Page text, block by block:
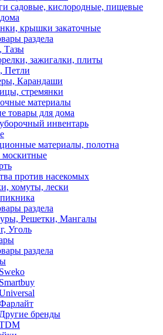
садовые, кислородные, пищевые
крышки закаточные
раздела
Тазы
зажигалки, плиты
Петли
Карандаши
стремянки
материалы
товары для дома
инвентарь
материалы, полотна
москитные
против насекомых
хомуты, лески
раздела
Решетки, Мангалы
Уголь
раздела
Sweko
Smartbuy
Другие бренды